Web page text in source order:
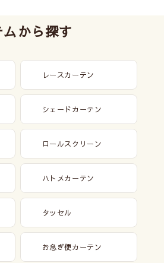
ムから探す
レースカーテン
シェードカーテン
ロールスクリーン
ハトメカーテン
タッセル
お急ぎ便カーテン